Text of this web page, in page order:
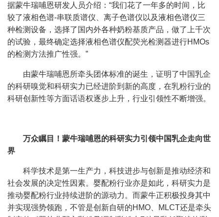
据蒙牛瑞哺恩研发人员介绍：“我们花了一年多的时间，比
较了液相色谱-串联质谱仪、离子色谱仪以及液相色谱仪三
种检测设备，选择了国内外各种奶粉基质产品，做了上千次
的试验，最终确定选择液相色谱仪配荧光检测器进行HMOs
的检测方法推广性强。”
由蒙牛瑞哺恩所牵头团体标准的诞生，证明了中国乳企
的科研嗅觉和科研实力已经进阶到新的高度，在乳粉行业的
科研创新性等方面话语权逐步上升，行业引领性不断增强。
万众瞩目！蒙牛瑞哺恩的科研实力引领中国乳企走向世
界
科学技术是第一生产力，科技进步与创新是推动经济和
社会发展的决定性因素。婴配粉行业亦是如此，科研实力是
推动婴配粉行业持续进阶的源动力。而蒙牛正积极投身其中
并实现强势领跑，不管是创新自研的HMO、MLCT还是牵头